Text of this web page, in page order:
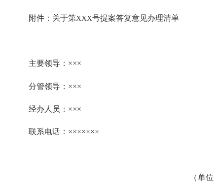
附件：关于第XXX号提案答复意见办理清单
主要领导： ×××
分管领导： ×××
经办人员： ×××
联系电话： ×××××××
（单位